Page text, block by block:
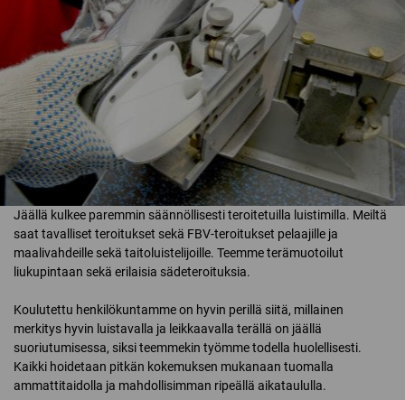
Jäällä kulkee paremmin säännöllisesti teroitetuilla luistimilla. Meiltä
saat tavalliset teroitukset sekä FBV-teroitukset pelaajille ja
maalivahdeille sekä taitoluistelijoille. Teemme terämuotoilut
liukupintaan sekä erilaisia sädeteroituksia.
Koulutettu henkilökuntamme on hyvin perillä siitä, millainen
merkitys hyvin luistavalla ja leikkaavalla terällä on jäällä
suoriutumisessa, siksi teemmekin työmme todella huolellisesti.
Kaikki hoidetaan pitkän kokemuksen mukanaan tuomalla
ammattitaidolla ja mahdollisimman ripeällä aikataululla.